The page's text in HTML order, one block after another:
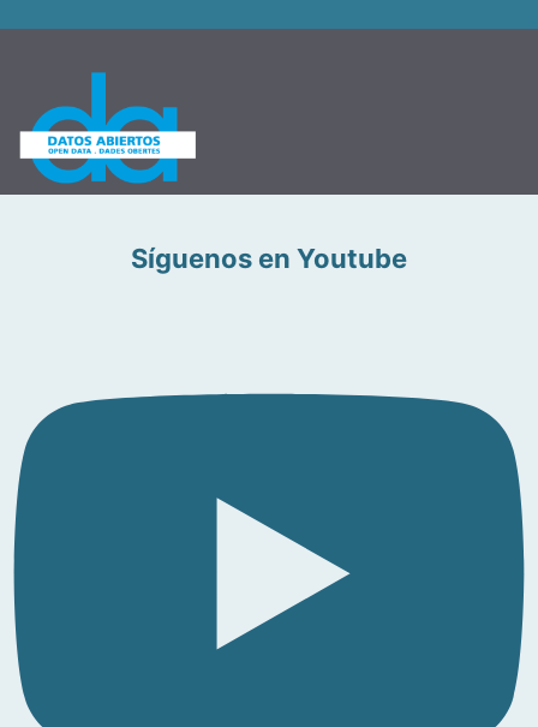
Síguenos en Youtube